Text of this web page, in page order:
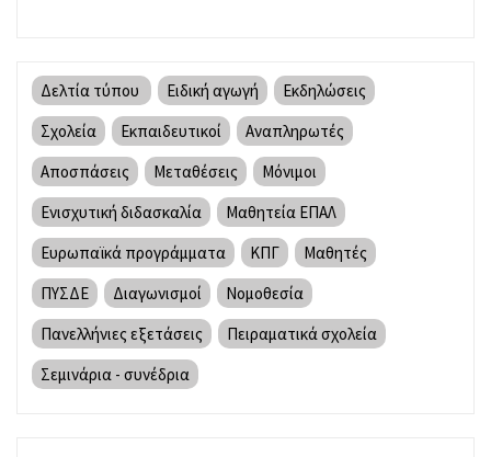
Δελτία τύπου Ειδική αγωγή
Εκδηλώσεις
Σχολεία
Εκπαιδευτικοί
Αναπληρωτές
Αποσπάσεις
Μεταθέσεις
Μόνιμοι
Ενισχυτική διδασκαλία
Μαθητεία ΕΠΑΛ
Ευρωπαϊκά προγράμματα
ΚΠΓ
Μαθητές
ΠΥΣΔΕ
Διαγωνισμοί
Νομοθεσία
Πανελλήνιες εξετάσεις
Πειραματικά σχολεία
Σεμινάρια - συνέδρια